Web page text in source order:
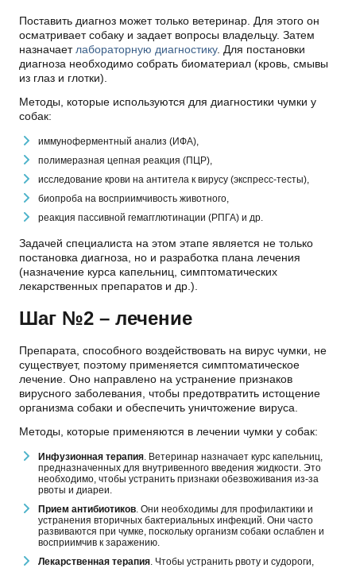
Поставить диагноз может только ветеринар. Для этого он
осматривает собаку и задает вопросы владельцу. Затем
назначает лабораторную диагностику. Для постановки
диагноза необходимо собрать биоматериал (кровь, смывы
из глаз и глотки).
Методы, которые используются для диагностики чумки у
собак:
иммуноферментный анализ (ИФА),
полимеразная цепная реакция (ПЦР),
исследование крови на антитела к вирусу (экспресс-тесты),
биопроба на восприимчивость животного,
реакция пассивной гемагглютинации (РПГА) и др.
Задачей специалиста на этом этапе является не только
постановка диагноза, но и разработка плана лечения
(назначение курса капельниц, симптоматических
лекарственных препаратов и др.).
Шаг №2 – лечение
Препарата, способного воздействовать на вирус чумки, не
существует, поэтому применяется симптоматическое
лечение. Оно направлено на устранение признаков
вирусного заболевания, чтобы предотвратить истощение
организма собаки и обеспечить уничтожение вируса.
Методы, которые применяются в лечении чумки у собак:
Инфузионная терапия . Ветеринар назначает курс капельниц,
предназначенных для внутривенного введения жидкости. Это
необходимо, чтобы устранить признаки обезвоживания из-за
рвоты и диареи.
Прием антибиотиков . Они необходимы для профилактики и
устранения вторичных бактериальных инфекций. Они часто
развиваются при чумке, поскольку организм собаки ослаблен и
восприимчив к заражению.
Лекарственная терапия . Чтобы устранить рвоту и судороги,